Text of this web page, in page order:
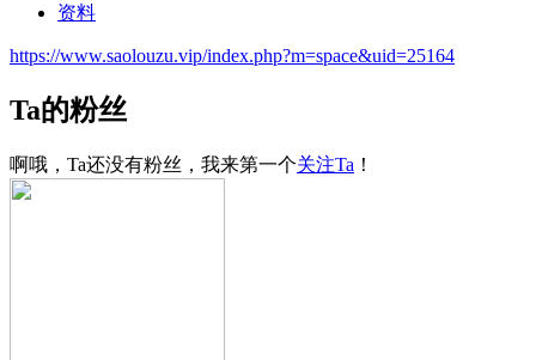
资料
https://www.saolouzu.vip/index.php?m=space&uid=25164
Ta的粉丝
啊哦，Ta还没有粉丝，我来第一个关注Ta ！